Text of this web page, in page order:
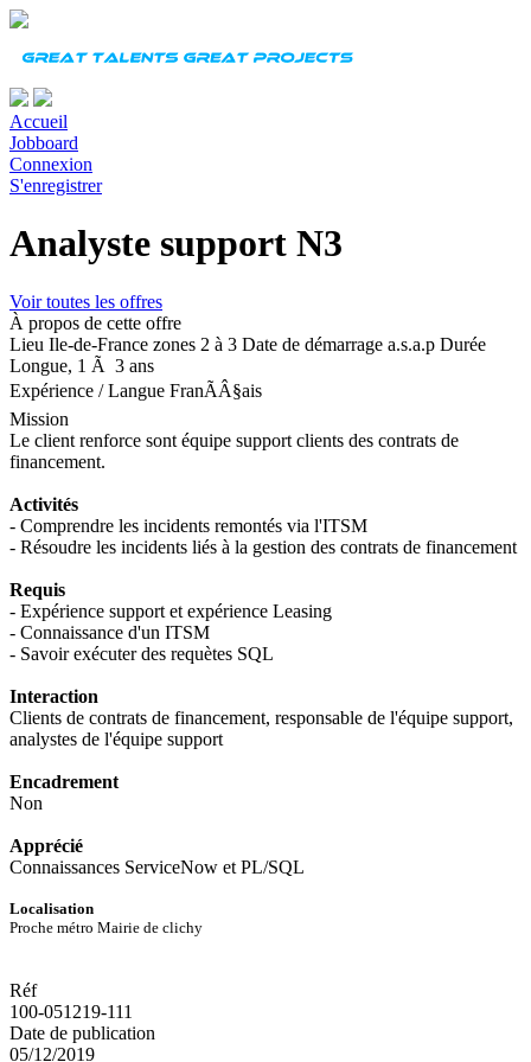
Accueil
Jobboard
Connexion
S'enregistrer
Analyste support N3
Voir toutes les offres
À propos de cette offre
Lieu Ile-de-France zones 2 à 3 Date de démarrage a.s.a.p Durée
Longue, 1 Ã 3 ans
Expérience / Langue FranÃÂ§ais
Mission
Le client renforce sont équipe support clients des contrats de
financement.
Activités
- Comprendre les incidents remontés via l'ITSM
- Résoudre les incidents liés à la gestion des contrats de financement
Requis
- Expérience support et expérience Leasing
- Connaissance d'un ITSM
- Savoir exécuter des requètes SQL
Interaction
Clients de contrats de financement, responsable de l'équipe support,
analystes de l'équipe support
Encadrement
Non
Apprécié
Connaissances ServiceNow et PL/SQL
Localisation
Proche métro Mairie de clichy
Réf
100-051219-111
Date de publication
05/12/2019